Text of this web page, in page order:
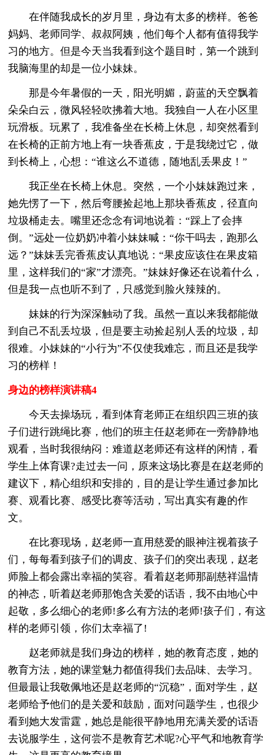
在伴随我成长的岁月里，身边有太多的榜样。爸爸
妈妈、老师同学、叔叔阿姨，他们每个人都有值得我学
习的地方。但是今天当我看到这个题目时，第一个跳到
我脑海里的却是一位小妹妹。
那是今年暑假的一天，阳光明媚，蔚蓝的天空飘着
朵朵白云，微风轻轻吹拂着大地。我独自一人在小区里
玩滑板。玩累了，我准备坐在长椅上休息，却突然看到
在长椅的正前方地上有一块香蕉皮，于是我绕过它，做
到长椅上，心想：“谁这么不道德，随地乱丢果皮！”
我正坐在长椅上休息。突然，一个小妹妹跑过来，
她先愣了一下，然后弯腰捡起地上那块香蕉皮，径直向
垃圾桶走去。嘴里还念念有词地说着：“踩上了会摔
倒。”远处一位奶奶冲着小妹妹喊：“你干吗去，跑那么
远？”妹妹丢完香蕉皮认真地说：“果皮应该住在果皮箱
里，这样我们的“家”才漂亮。”妹妹好像还在说着什么，
但是我一点也听不到了，只感觉到脸火辣辣的。
妹妹的行为深深触动了我。虽然一直以来我都能做
到自己不乱丢垃圾，但是要主动捡起别人丢的垃圾，却
很难。小妹妹的“小行为”不仅使我难忘，而且还是我学
习的榜样！
身边的榜样演讲稿4
今天去操场玩，看到体育老师正在组织四三班的孩
子们进行跳绳比赛，他们的班主任赵老师在一旁静静地
观看，当时我很纳闷：难道赵老师还有这样的闲情，看
学生上体育课?走过去一问，原来这场比赛是在赵老师的
建议下，精心组织和安排的，目的是让学生通过参加比
赛、观看比赛、感受比赛等活动，写出真实有趣的作
文。
在比赛现场，赵老师一直用慈爱的眼神注视着孩子
们，每每看到孩子们的调皮、孩子们的突出表现，赵老
师脸上都会露出幸福的笑容。看着赵老师那副慈祥温情
的神态，听着赵老师那饱含关爱的话语，我不由地心中
起敬，多么细心的老师!多么有方法的老师!孩子们，有这
样的老师引领，你们太幸福了!
赵老师就是我们身边的榜样，她的教育态度，她的
教育方法，她的课堂魅力都值得我们去品味、去学习。
但最最让我敬佩地还是赵老师的“沉稳”，面对学生，赵
老师给予他们的是关爱和鼓励，面对问题学生，也很少
看到她大发雷霆，她总是能很平静地用充满关爱的话语
去说服学生，这何尝不是教育艺术呢?心平气和地教育学